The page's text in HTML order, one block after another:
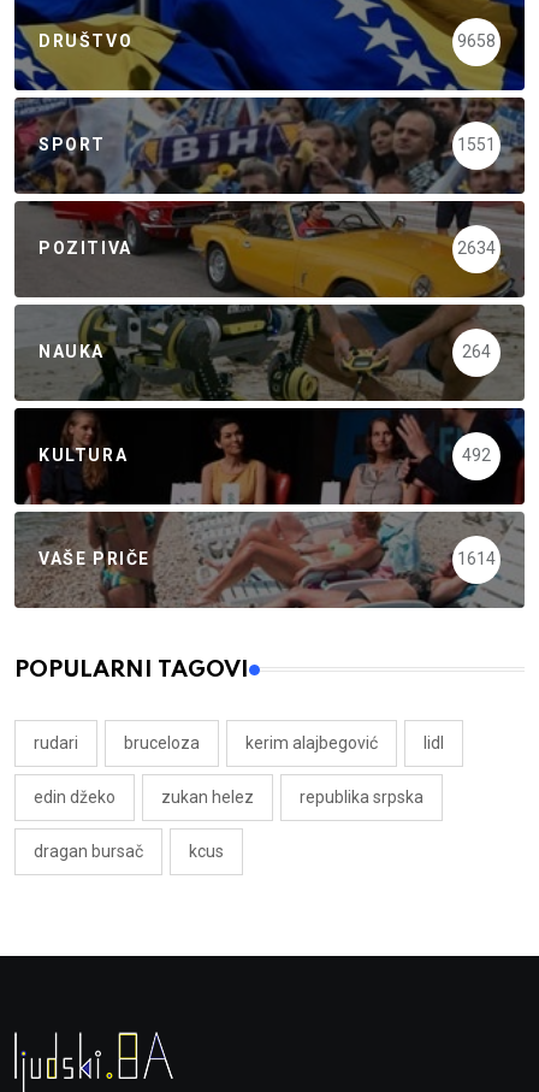
DRUŠTVO 9658
SPORT 1551
POZITIVA 2634
NAUKA 264
KULTURA 492
VAŠE PRIČE 1614
POPULARNI TAGOVI
rudari bruceloza kerim alajbegović lidl
edin džeko zukan helez republika srpska
dragan bursač kcus